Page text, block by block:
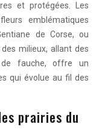
et protégées. Les
emblématiques
de Corse, ou
milieux, allant des
de fauche, offre un
qui évolue au fil des
prairies du